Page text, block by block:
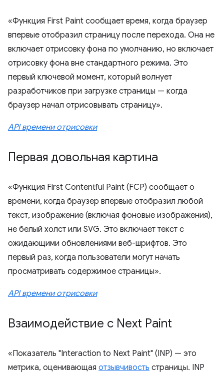
«Функция First Paint сообщает время, когда браузер
впервые отобразил страницу после перехода. Она не
включает отрисовку фона по умолчанию, но включает
отрисовку фона вне стандартного режима. Это
первый ключевой момент, который волнует
разработчиков при загрузке страницы — когда
браузер начал отрисовывать страницу».
API времени отрисовки
Первая довольная картина
«Функция First Contentful Paint (FCP) сообщает о
времени, когда браузер впервые отобразил любой
текст, изображение (включая фоновые изображения),
не белый холст или SVG. Это включает текст с
ожидающими обновлениями веб-шрифтов. Это
первый раз, когда пользователи могут начать
просматривать содержимое страницы».
API времени отрисовки
Взаимодействие с Next Paint
«Показатель "Interaction to Next Paint" (INP) — это
метрика, оценивающая отзывчивость страницы. INP